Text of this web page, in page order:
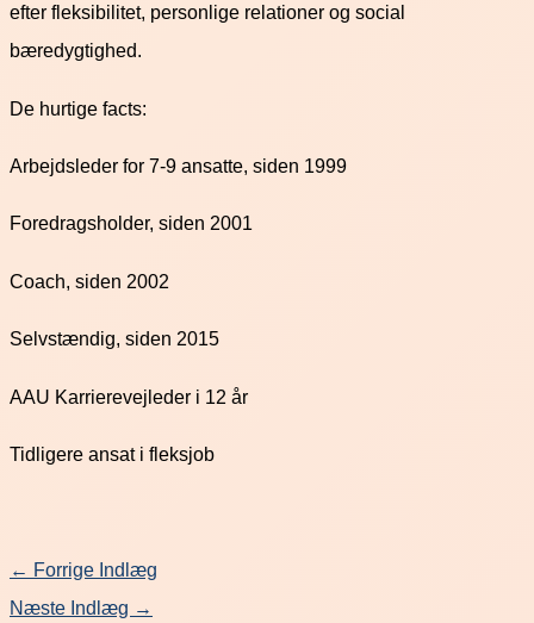
efter fleksibilitet, personlige relationer og social
bæredygtighed.
De hurtige facts:
Arbejdsleder for 7-9 ansatte, siden 1999
Foredragsholder, siden 2001
Coach, siden 2002
Selvstændig, siden 2015
AAU Karrierevejleder i 12 år
Tidligere ansat i fleksjob
← Forrige Indlæg
Næste Indlæg →